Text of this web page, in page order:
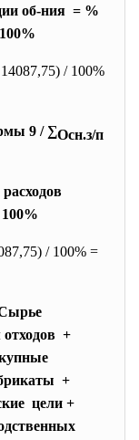
об-ния = %
/ 100%
9 / ∑Осн.з/п
/ 100% =
Сырье
+
+
цели +